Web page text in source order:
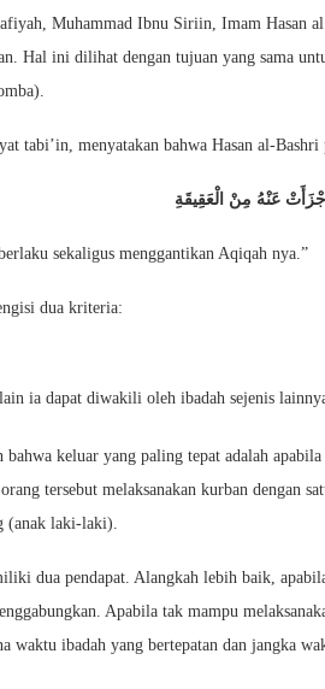
Muhammad Ibnu Siriin, Imam Hasan
Hal ini dilihat dengan tujuan yang sama
menyatakan bahwa Hasan al-Bashri
عَنْهُ مِنْ الْعَقِيقَةِ
sekaligus menggantikan Aqiqah nya.”
dua kriteria:
ia dapat diwakili oleh ibadah sejenis
keluar yang paling tepat adalah
tersebut melaksanakan kurban dengan
(anak laki-laki).
dua pendapat. Alangkah lebih baik,
Apabila tak mampu
waktu ibadah yang bertepatan dan jangka